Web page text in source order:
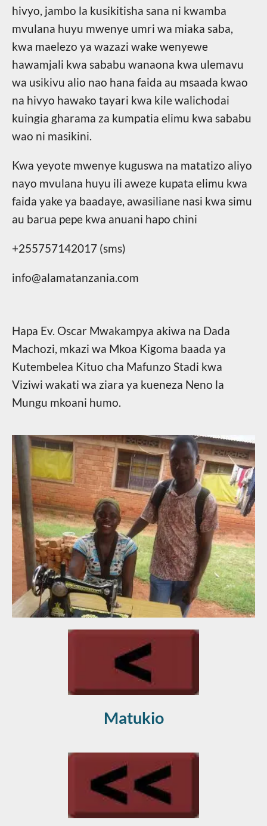
hivyo, jambo la kusikitisha sana ni kwamba
mvulana huyu mwenye umri wa miaka saba,
kwa maelezo ya wazazi wake wenyewe
hawamjali kwa sababu wanaona kwa ulemavu
wa usikivu alio nao hana faida au msaada kwao
na hivyo hawako tayari kwa kile walichodai
kuingia gharama za kumpatia elimu kwa sababu
wao ni masikini.
Kwa yeyote mwenye kuguswa na matatizo aliyo
nayo mvulana huyu ili aweze kupata elimu kwa
faida yake ya baadaye, awasiliane nasi kwa simu
au barua pepe kwa anuani hapo chini
+255757142017 (sms)
info@alamatanzania.com
Hapa Ev. Oscar Mwakampya akiwa na Dada
Machozi, mkazi wa Mkoa Kigoma baada ya
Kutembelea Kituo cha Mafunzo Stadi kwa
Viziwi wakati wa ziara ya kueneza Neno la
Mungu mkoani humo.
Matukio